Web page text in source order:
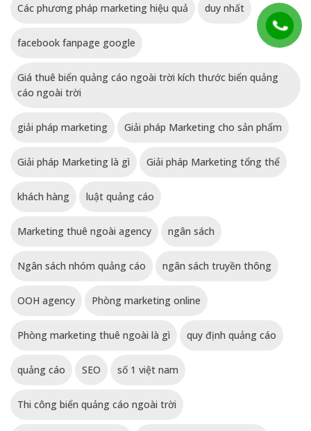
Các phương pháp marketing hiệu quả duy nhất
facebook fanpage google
Giá thuê biển quảng cáo ngoài trời kích thước biển quảng
cáo ngoài trời
giải pháp marketing Giải pháp Marketing cho sản phẩm
Giải pháp Marketing là gì Giải pháp Marketing tổng thể
khách hàng luật quảng cáo
Marketing thuê ngoài agency ngân sách
Ngân sách nhóm quảng cáo ngân sách truyền thông
OOH agency Phòng marketing online
Phòng marketing thuê ngoài là gì quy định quảng cáo
quảng cáo SEO số 1 việt nam
Thi công biển quảng cáo ngoài trời